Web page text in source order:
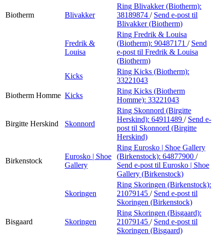
Biotherm Blivakker
Ring Blivakker (Biotherm):
38189874 / Send e-post til
Blivakker (Biotherm)
Fredrik &
Louisa
Ring Fredrik & Louisa
(Biotherm): 90487171 / Send
e-post til Fredrik & Louisa
(Biotherm)
Kicks
Ring Kicks (Biotherm):
33221043
Biotherm Homme Kicks
Ring Kicks (Biotherm
Homme): 33221043
Birgitte Herskind Skonnord
Ring Skonnord (Birgitte
Herskind): 64911489 / Send e-
post til Skonnord (Birgitte
Herskind)
Birkenstock
Eurosko | Shoe
Gallery
Ring Eurosko | Shoe Gallery
(Birkenstock): 64877900 /
Send e-post til Eurosko | Shoe
Gallery (Birkenstock)
Skoringen
Ring Skoringen (Birkenstock):
21079145 / Send e-post til
Skoringen (Birkenstock)
Bisgaard Skoringen
Ring Skoringen (Bisgaard):
21079145 / Send e-post til
Skoringen (Bisgaard)